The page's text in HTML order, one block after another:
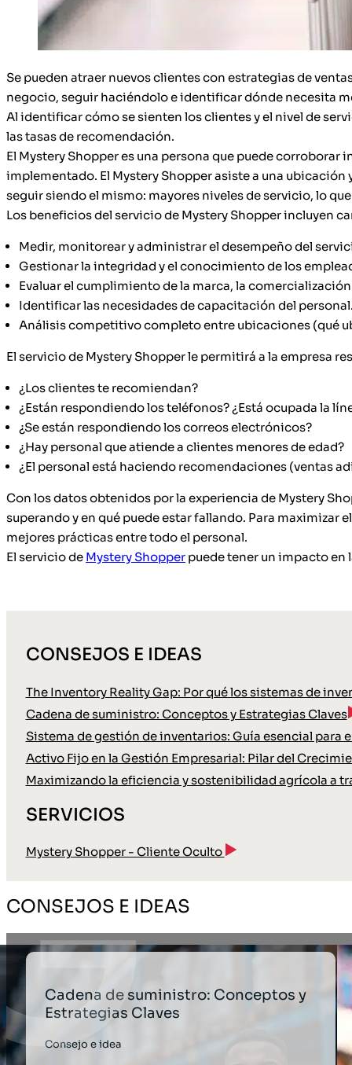
Se pueden atraer nuevos clientes con estrategias de
negocio, seguir haciéndolo e identificar dónde necesita
Al identificar cómo se sienten los clientes y el nivel de
las tasas de recomendación.
El Mystery Shopper es una persona que puede
implementado. El Mystery Shopper asiste a una
seguir siendo el mismo: mayores niveles de servicio, lo
Los beneficios del servicio de Mystery Shopper incluyen
Medir, monitorear y administrar el desempeño del
Gestionar la integridad y el conocimiento de los
Evaluar el cumplimiento de la marca, la
Identificar las necesidades de capacitación del
Análisis competitivo completo entre ubicaciones (qué
El servicio de Mystery Shopper le permitirá a la empresa
¿Los clientes te recomiendan?
¿Están respondiendo los teléfonos? ¿Está ocupada la
¿Se están respondiendo los correos electrónicos?
¿Hay personal que atiende a clientes menores de edad?
¿El personal está haciendo recomendaciones (ventas
Con los datos obtenidos por la experiencia de Mystery
superando y en qué puede estar fallando. Para
mejores prácticas entre todo el personal.
El servicio de Mystery Shopper puede tener un impacto en
CONSEJOS E IDEAS
The Inventory Reality Gap: Por qué los sistemas de
Cadena de suministro: Conceptos y Estrategias Claves
Sistema de gestión de inventarios: Guía esencial para
Activo Fijo en la Gestión Empresarial: Pilar del
Maximizando la eficiencia y sostenibilidad agrícola a
SERVICIOS
Mystery Shopper - Cliente Oculto
CONSEJOS E IDEAS
Cadena de suministro: Conceptos y
Estrategias Claves
Consejo e idea